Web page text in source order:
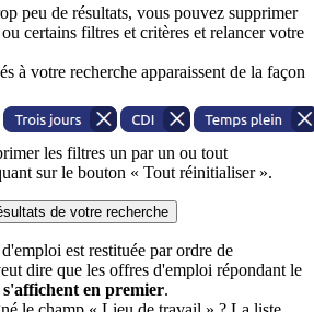
peu de résultats, vous pouvez supprimer
certains filtres et critères et relancer votre
à votre recherche apparaissent de la façon
les filtres un par un ou tout
sur le bouton « Tout réinitialiser ».
de votre recherche
est restituée par ordre de
dire que les offres d'emploi répondant le
s'affichent en premier.